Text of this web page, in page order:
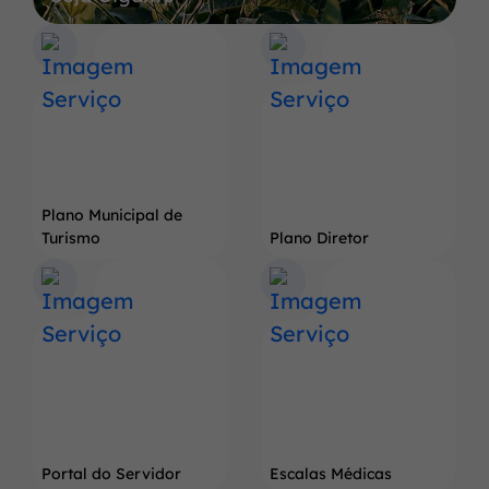
a
Terra
do
Pé
Gigante
Plano Municipal de
Turismo
Plano Diretor
Portal do Servidor Escalas Médicas